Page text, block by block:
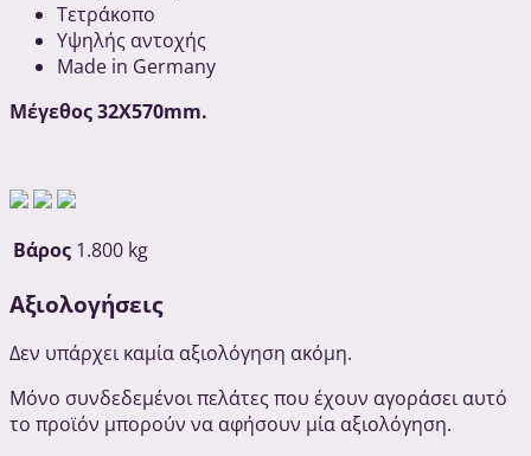
Τετράκοπο
Υψηλής αντοχής
Made in Germany
Μέγεθος 32Χ570mm.
Βάρος 1.800 kg
Αξιολογήσεις
Δεν υπάρχει καμία αξιολόγηση ακόμη.
Μόνο συνδεδεμένοι πελάτες που έχουν αγοράσει αυτό
το προϊόν μπορούν να αφήσουν μία αξιολόγηση.